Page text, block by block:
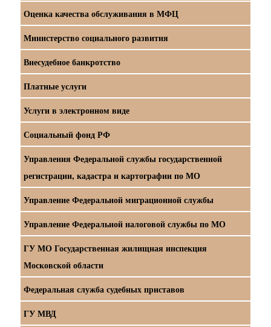
Оценка качества обслуживания в МФЦ
Министерство социального развития
Внесудебное банкротство
Платные услуги
Услуги в электронном виде
Социальный фонд РФ
Управления Федеральной службы государственной
регистрации, кадастра и картографии по МО
Управление Федеральной миграционной службы
Управление Федеральной налоговой службы по МО
ГУ МО Государственная жилищная инспекция
Московской области
Федеральная служба судебных приставов
ГУ МВД